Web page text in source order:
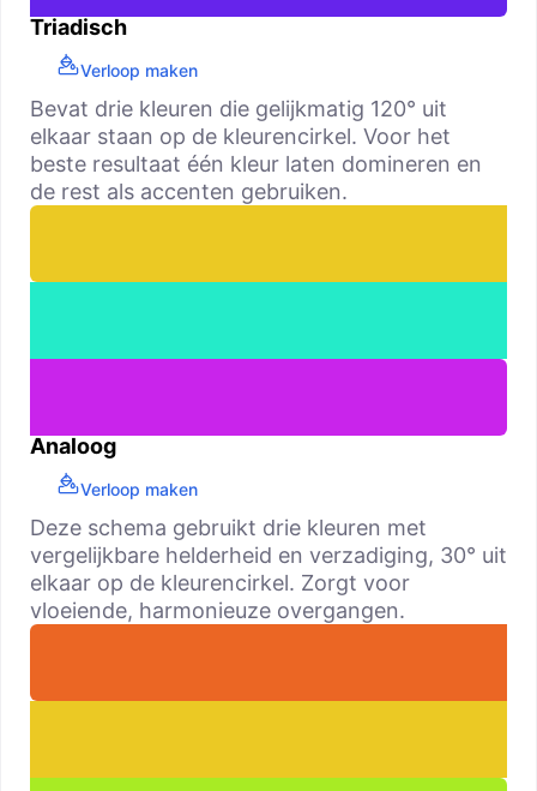
Triadisch
Verloop maken
Bevat drie kleuren die gelijkmatig 120° uit
elkaar staan op de kleurencirkel. Voor het
beste resultaat één kleur laten domineren en
de rest als accenten gebruiken.
Analoog
Verloop maken
Deze schema gebruikt drie kleuren met
vergelijkbare helderheid en verzadiging, 30° uit
elkaar op de kleurencirkel. Zorgt voor
vloeiende, harmonieuze overgangen.